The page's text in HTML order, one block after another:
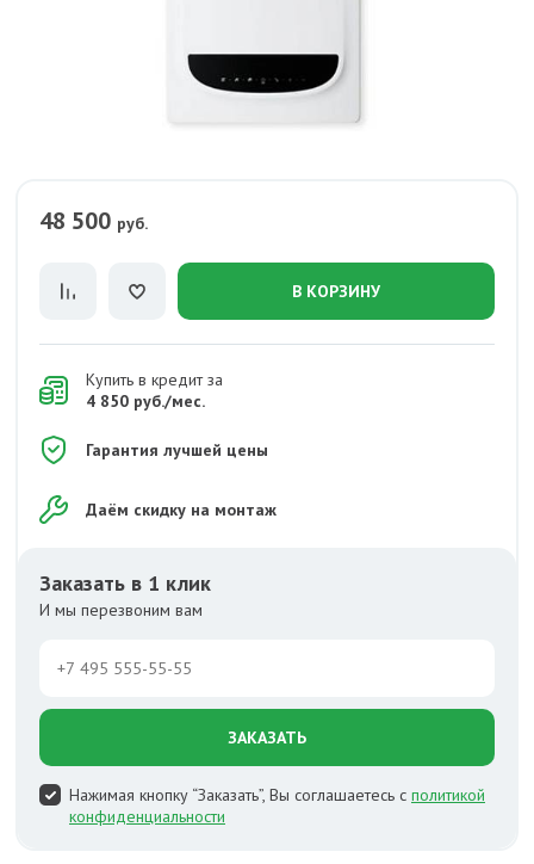
48 500 руб.
В КОРЗИНУ
Купить в кредит за
4 850 руб./мес.
Гарантия лучшей цены
Даём скидку на монтаж
Заказать в 1 клик
И мы перезвоним вам
ЗАКАЗАТЬ
Нажимая кнопку “Заказать”, Вы соглашаетесь с политикой
конфиденциальности